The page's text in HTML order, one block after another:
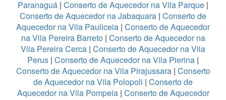
Paranaguá | Conserto de Aquecedor na Vila Parque |
Conserto de Aquecedor na Jabaquara | Conserto de
Aquecedor na Vila Pauliceia | Conserto de Aquecedor
na Vila Pereira Barreto| Conserto de Aquecedor na
Vila Pereira Cerca | Conserto de Aquecedor na Vila
Perus | Conserto de Aquecedor na Vila Pierina |
Conserto de Aquecedor na Vila Pirajussara| Conserto
de Aquecedor na Vila Polopoli | Conserto de
Aquecedor na Vila Pompeia| Conserto de Aquecedor